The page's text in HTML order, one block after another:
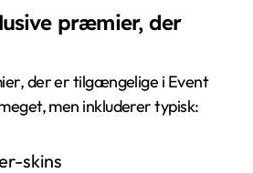
præmier, der
der er tilgængelige i Event
men inkluderer typisk:
skins